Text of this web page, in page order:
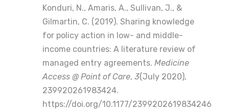
Konduri, N., Amaris, A., Sullivan, J., &
Gilmartin, C. (2019). Sharing knowledge
for policy action in low- and middle-
income countries: A literature review of
managed entry agreements. Medicine
Access @ Point of Care, 3(July 2020),
239920261983424.
https://doi.org/10.1177/2399202619834246